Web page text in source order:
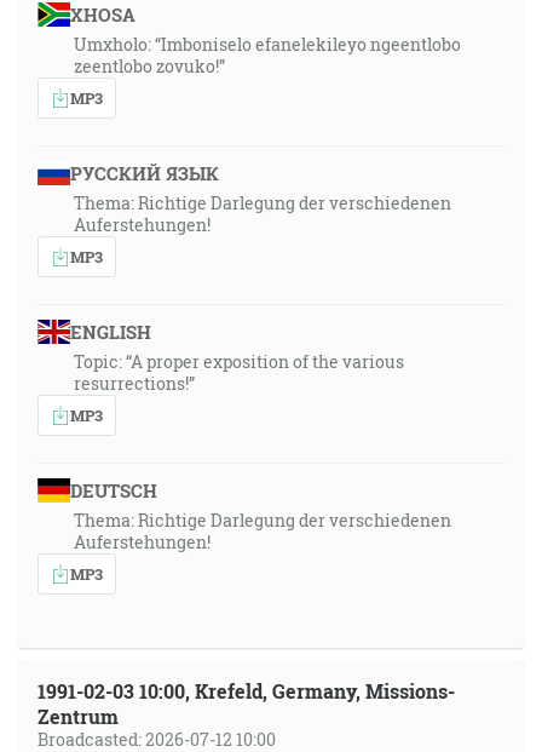
XHOSA
Umxholo: “Imboniselo efanelekileyo ngeentlobo
zeentlobo zovuko!”
MP3
РУССКИЙ ЯЗЫК
Thema: Richtige Darlegung der verschiedenen
Auferstehungen!
MP3
ENGLISH
Topic: “A proper exposition of the various
resurrections!”
MP3
DEUTSCH
Thema: Richtige Darlegung der verschiedenen
Auferstehungen!
MP3
1991-02-03 10:00, Krefeld, Germany, Missions-
Zentrum
Broadcasted: 2026-07-12 10:00